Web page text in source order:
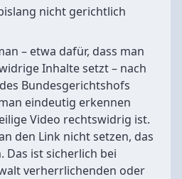
nicht gerichtlich
– etwa dafür, dass man
Inhalte setzt – nach
Bundesgerichtshofs
eindeutig erkennen
Video rechtswidrig ist.
den Link nicht setzen, das
Das ist sicherlich bei
verherrlichenden oder